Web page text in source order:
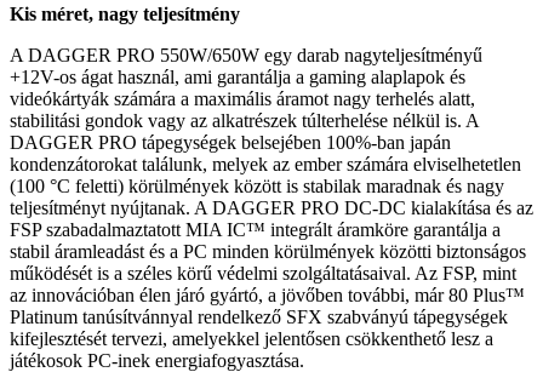
Kis méret, nagy teljesítmény
A DAGGER PRO 550W/650W egy darab nagyteljesítményű
+12V-os ágat használ, ami garantálja a gaming alaplapok és
videókártyák számára a maximális áramot nagy terhelés alatt,
stabilitási gondok vagy az alkatrészek túlterhelése nélkül is. A
DAGGER PRO tápegységek belsejében 100%-ban japán
kondenzátorokat találunk, melyek az ember számára elviselhetetlen
(100 °C feletti) körülmények között is stabilak maradnak és nagy
teljesítményt nyújtanak. A DAGGER PRO DC-DC kialakítása és az
FSP szabadalmaztatott MIA IC™ integrált áramköre garantálja a
stabil áramleadást és a PC minden körülmények közötti biztonságos
működését is a széles körű védelmi szolgáltatásaival. Az FSP, mint
az innovációban élen járó gyártó, a jövőben további, már 80 Plus™
Platinum tanúsítvánnyal rendelkező SFX szabványú tápegységek
kifejlesztését tervezi, amelyekkel jelentősen csökkenthető lesz a
játékosok PC-inek energiafogyasztása.